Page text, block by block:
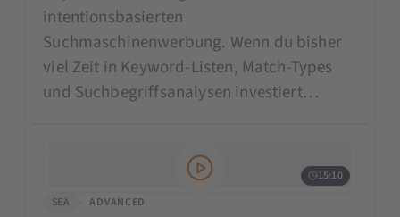
intentionsbasierten
Suchmaschinenwerbung. Wenn du bisher
viel Zeit in Keyword-Listen, Match-Types
und Suchbegriffsanalysen investiert…
15:10
SEA
ADVANCED